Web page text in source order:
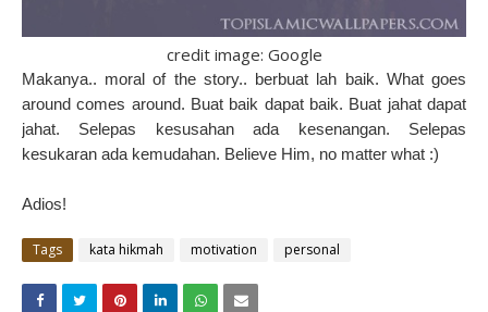
credit image: Google
Makanya.. moral of the story.. berbuat lah baik. What goes
around comes around. Buat baik dapat baik. Buat jahat dapat
jahat. Selepas kesusahan ada kesenangan. Selepas
kesukaran ada kemudahan. Believe Him, no matter what :)
Adios!
Tags kata hikmah motivation personal